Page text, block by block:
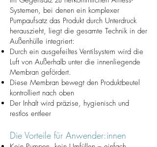
Systemen, bei denen ein komplexer
Pumpaufsatz das Produkt durch Unterdruck
herauszieht, liegt die gesamte Technik in der
Außenhülle integriert:
Durch ein ausgefeiltes Ventilsystem wird die
Luft von Außerhalb unter die innenliegende
Membran gefördert.
Diese Membran bewegt den Produktbeutel
kontrolliert nach oben
Der Inhalt wird präzise, hygienisch und
restlos entleer
Die Vorteile für Anwender:innen